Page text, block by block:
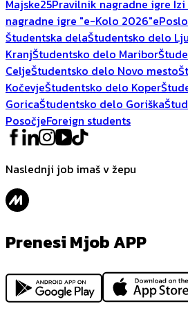
Majske25Pravilnik nagradne igre Izi
nagradne igre "e-Kolo 2026"
Študentska delaŠtudentsko delo
KranjŠtudentsko delo Maribor
CeljeŠtudentsko delo Novo mesto
KočevjeŠtudentsko delo Koper
GoricaŠtudentsko delo Goriška
PosočjeForeign students
Naslednji job imaš v žepu
Prenesi Mjob APP